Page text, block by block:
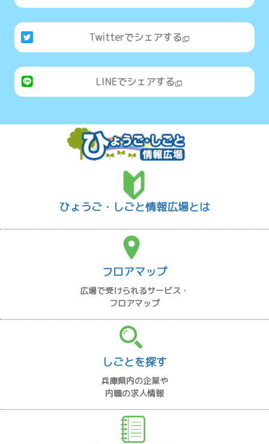
Twitterでシェアする
LINEでシェアする
ひょうご・しごと情報広場とは
フロアマップ
広場で受けられるサービス・
フロアマップ
しごとを探す
兵庫県内の企業や
内職の求人情報